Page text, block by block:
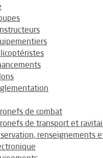
de combat
de transport et
renseignements